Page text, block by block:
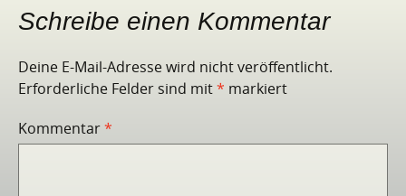
Schreibe einen Kommentar
Deine E-Mail-Adresse wird nicht veröffentlicht.
Erforderliche Felder sind mit* markiert
Kommentar*